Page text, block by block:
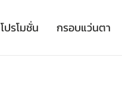
โปรโมชั่น กรอบแว่นตา